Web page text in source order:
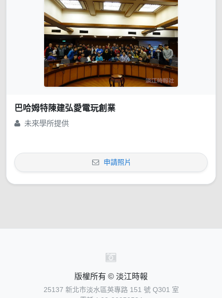
巴哈姆特陳建弘愛電玩創業
未來學所提供
申請照片
版權所有 © 淡江時報
25137 新北市淡水區英專路 151 號 Q301 室